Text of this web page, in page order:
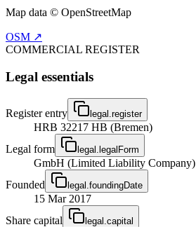
Map data © OpenStreetMap
OSM ↗
COMMERCIAL REGISTER
Legal essentials
Register entry legal.register
HRB 32217 HB (Bremen)
Legal form
legal.legalForm
GmbH (Limited Liability Company)
Founded
legal.foundingDate
15 Mar 2017
Share capital
legal.capital